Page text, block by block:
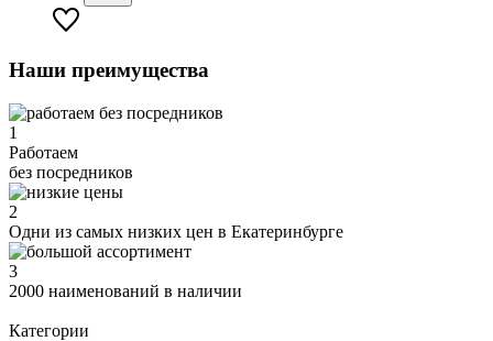
Наши преимущества
1
Работаем
без посредников
2
Одни из самых низких цен в Екатеринбурге
3
2000 наименований в наличии
Категории